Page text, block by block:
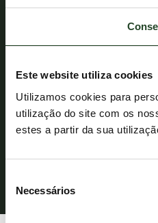
Este website utiliza cookies
Utilizamos cookies para
utilização do site com os
estes a partir da sua
Necessários
Torne-se embaixador das